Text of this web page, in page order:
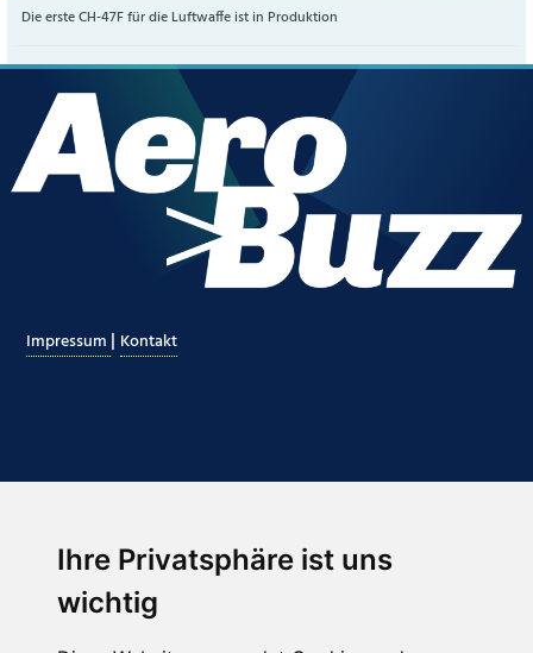
Ihre Privatsphäre ist uns
wichtig
Die erste CH-47F für die Luftwaffe ist in Produktion
Impressum | Kontakt
Abonnieren Sie unseren Newsletter
Email